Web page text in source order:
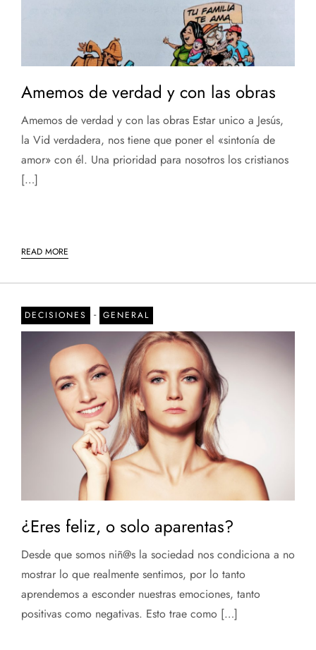
Amemos de verdad y con las obras
Amemos de verdad y con las obras Estar unico a Jesús,
la Vid verdadera, nos tiene que poner el «sintonía de
amor» con él. Una prioridad para nosotros los cristianos
[…]
READ MORE
DECISIONES - GENERAL
¿Eres feliz, o solo aparentas?
Desde que somos niñ@s la sociedad nos condiciona a no
mostrar lo que realmente sentimos, por lo tanto
aprendemos a esconder nuestras emociones, tanto
positivas como negativas. Esto trae como […]